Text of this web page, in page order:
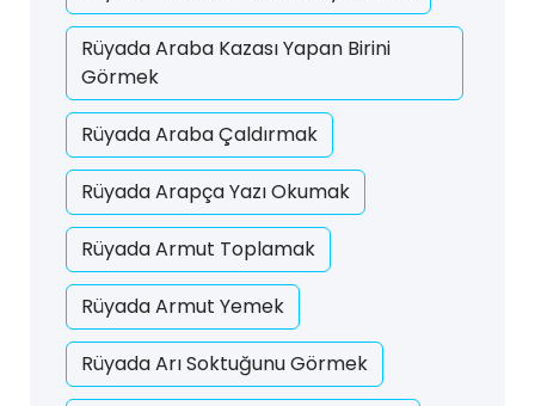
Rüyada Araba Kazası Yapan Birini
Görmek
Rüyada Araba Çaldırmak
Rüyada Arapça Yazı Okumak
Rüyada Armut Toplamak
Rüyada Armut Yemek
Rüyada Arı Soktuğunu Görmek